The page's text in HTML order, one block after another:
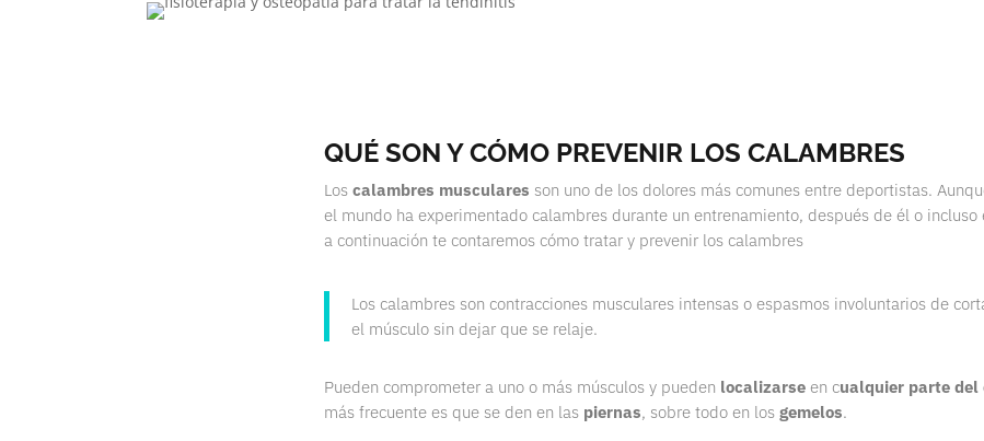
QUÉ SON Y CÓMO PREVENIR LOS CALAMBRES
Los calambres musculares son uno de los dolores más comunes entre deportistas.
el mundo ha experimentado calambres durante un entrenamiento, después de él o incluso
a continuación te contaremos cómo tratar y prevenir los calambres
Los calambres son contracciones musculares intensas o espasmos involuntarios de
el músculo sin dejar que se relaje.
Pueden comprometer a uno o más músculos y pueden localizarseen cualquier parte del
más frecuente es que se den en las piernas, sobre todo en los gemelos.